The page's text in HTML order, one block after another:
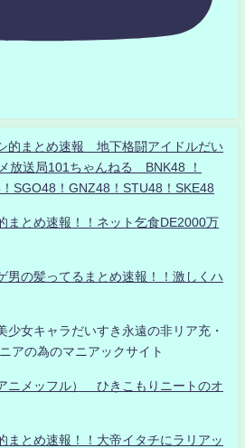
的まとめ速報 地下格闘アイドルだい
放送局101ちゃんねる BNK48 ！
SGO48！GNZ48！STU48！SKE48
まとめ速報！！ネット乞食DE2000万
男の髪ってるまとめ速報！！激しくハ
少女キャラだいすき永遠の非リア充・
アの為のマニアックサイト
ニメッフル） ひきこもりニートのオ
まとめ速報！！大帝イタチにラリアッ